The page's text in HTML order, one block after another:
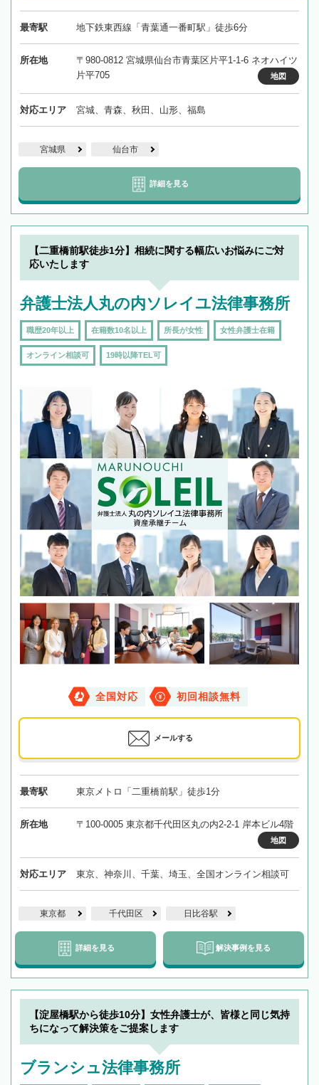
最寄駅 地下鉄東西線「青葉通一番町駅」徒歩6分
所在地
〒980-0812 宮城県仙台市青葉区片平1-1-6 ネオハイツ
片平705
地図
対応エリア 宮城、青森、秋田、山形、福島
宮城県 仙台市
詳細を見る
【二重橋前駅徒歩1分】相続に関する幅広いお悩みにご対
応いたします
弁護士法人丸の内ソレイユ法律事務所
職歴20年以上 在籍数10名以上 所長が女性 女性弁護士在籍
オンライン相談可 19時以降TEL可
全国対応 初回相談無料
メールする
最寄駅 東京メトロ「二重橋前駅」徒歩1分
所在地 〒100-0005 東京都千代田区丸の内2-2-1 岸本ビル4階
地図
対応エリア 東京、神奈川、千葉、埼玉、全国オンライン相談可
東京都 千代田区 日比谷駅
詳細を見る 解決事例を見る
【淀屋橋駅から徒歩10分】女性弁護士が、皆様と同じ気持
ちになって解決策をご提案します
ブランシュ法律事務所